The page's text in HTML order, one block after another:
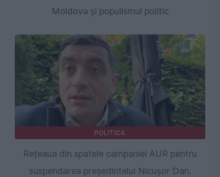
Moldova și populismul politic
POLITICA
Rețeaua din spatele campaniei AUR pentru
suspendarea președintelui Nicușor Dan.